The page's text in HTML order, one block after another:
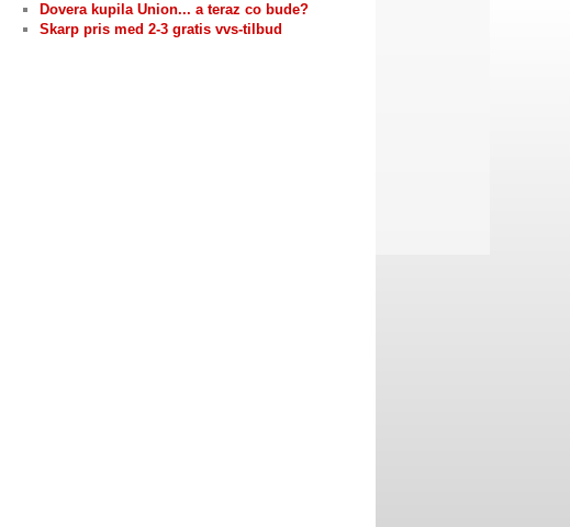
Dovera kupila Union... a teraz co bude?
Skarp pris med 2-3 gratis vvs-tilbud